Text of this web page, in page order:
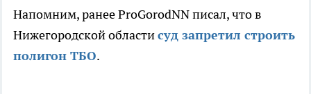
Напомним, ранее ProGorodNN писал, что в
Нижегородской областисуд запретил строить
полигон ТБО.